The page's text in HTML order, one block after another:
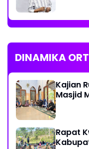
DINAMIKA
Kajian
Masjid
Rapat